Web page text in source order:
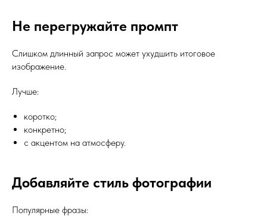
Не перегружайте промпт
Слишком длинный запрос может ухудшить итоговое
изображение.
Лучше:
коротко;
конкретно;
с акцентом на атмосферу.
Добавляйте стиль фотографии
Популярные фразы: